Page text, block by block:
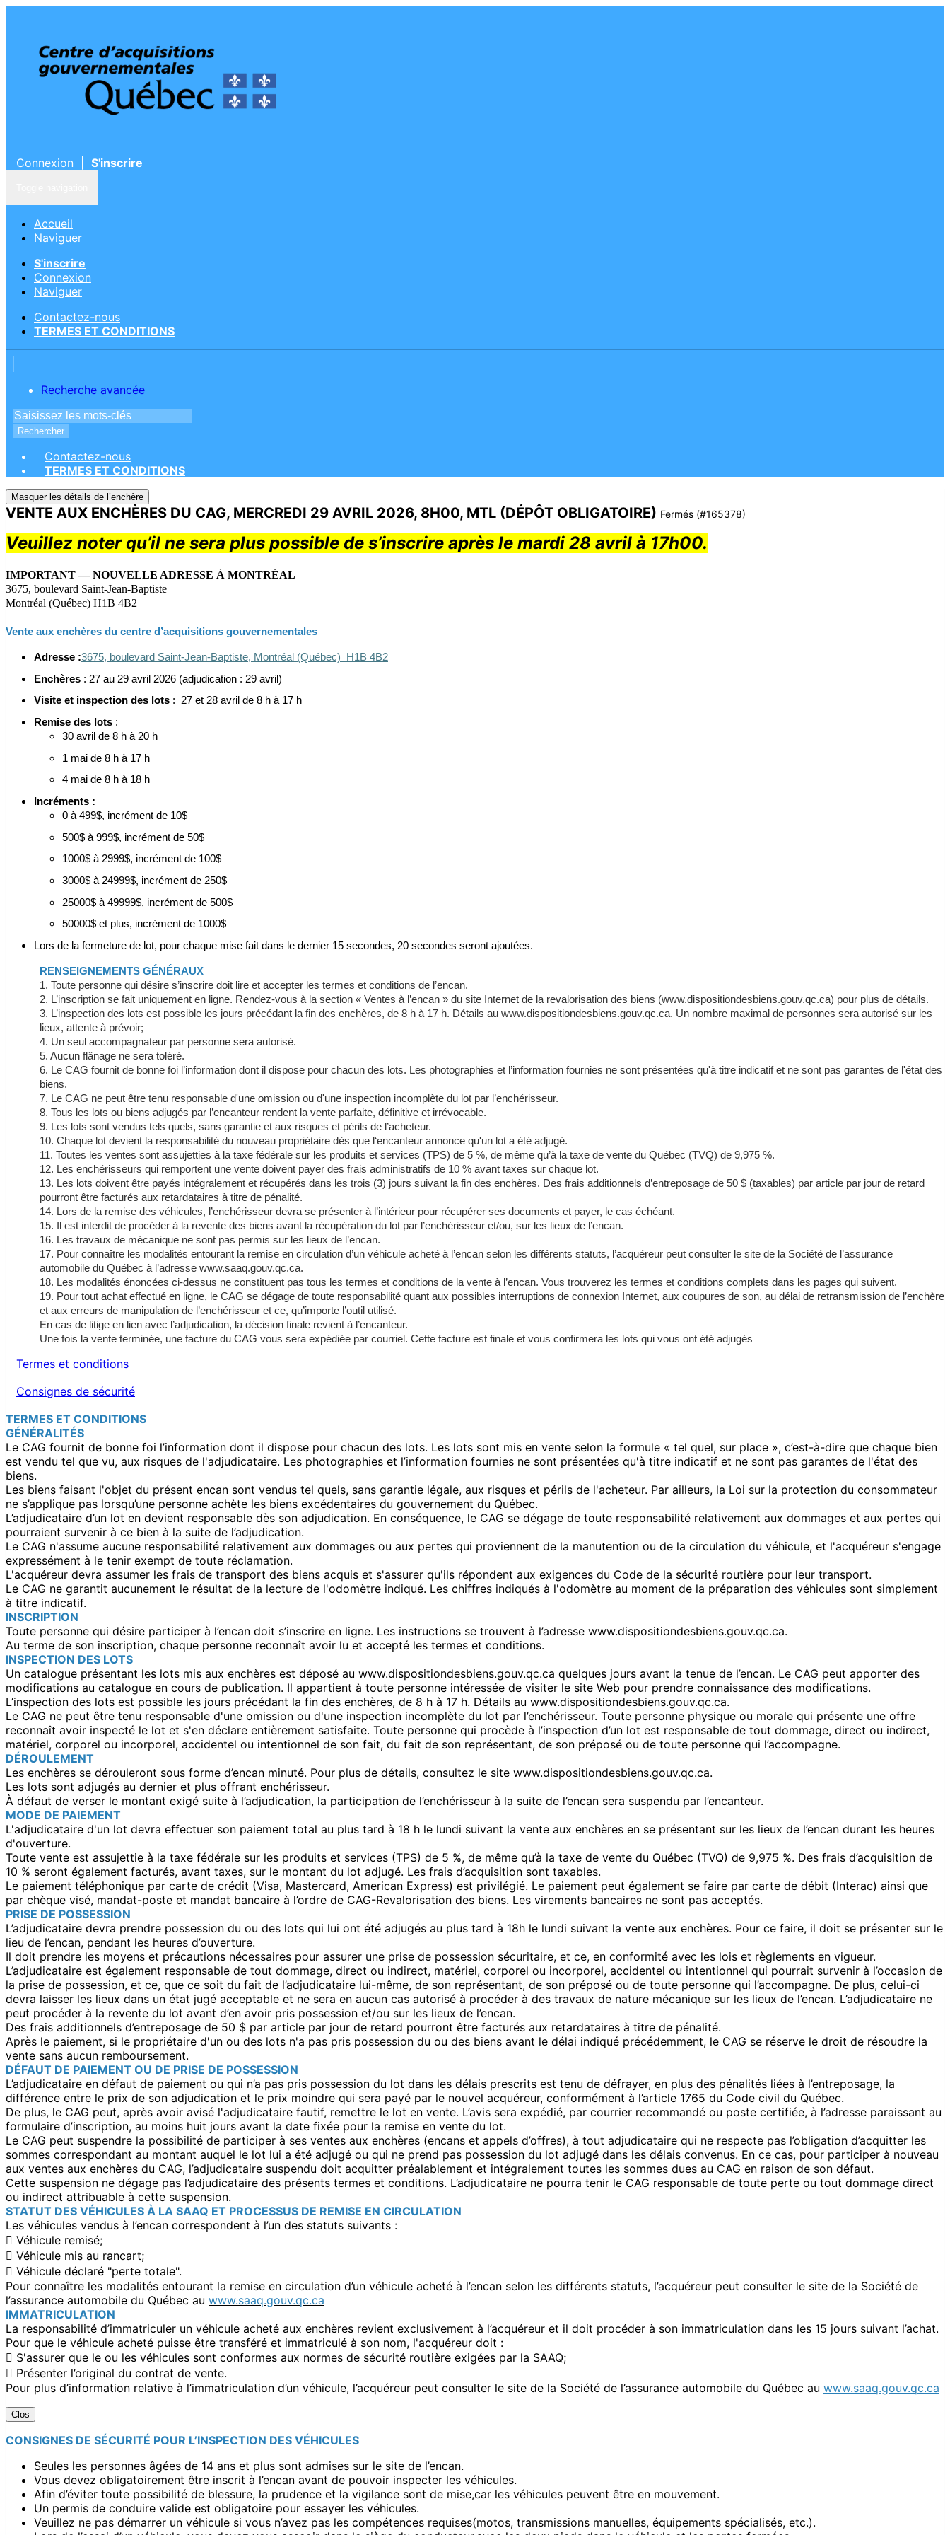
Connexion S'inscrire
Accueil
Naviguer
S'inscrire
Connexion
Naviguer
Contactez-nous
TERMES ET CONDITIONS
Recherche avancée
Rechercher
Contactez-nous
TERMES ET CONDITIONS
Masquer les détails de l’enchère
VENTE AUX ENCHÈRES DU CAG, MERCREDI 29 AVRIL 2026, 8H00, MTL (DÉPÔT OBLIGATOIRE) Fermés (#165378)
Veuillez noter qu’il ne sera plus possible de s’inscrire après le mardi 28 avril à 17h00.
IMPORTANT — NOUVELLE ADRESSE À MONTRÉAL
3675, boulevard Saint-Jean-Baptiste
Montréal (Québec) H1B 4B2
Vente aux enchères du centre d’acquisitions gouvernementales
Adresse :3675, boulevard Saint-Jean-Baptiste, Montréal (Québec) H1B 4B2
Enchères : 27 au 29 avril 2026 (adjudication : 29 avril)
Visite et inspection des lots : 27 et 28 avril de 8 h à 17 h
Remise des lots :
30 avril de 8 h à 20 h
1 mai de 8 h à 17 h
4 mai de 8 h à 18 h
Incréments :
0 à 499$, incrément de 10$
500$ à 999$, incrément de 50$
1000$ à 2999$, incrément de 100$
3000$ à 24999$, incrément de 250$
25000$ à 49999$, incrément de 500$
50000$ et plus, incrément de 1000$
Lors de la fermeture de lot, pour chaque mise fait dans le dernier 15 secondes, 20 secondes seront ajoutées.
RENSEIGNEMENTS GÉNÉRAUX
1. Toute personne qui désire s’inscrire doit lire et accepter les termes et conditions de l’encan.
2. L’inscription se fait uniquement en ligne. Rendez-vous à la section « Ventes à l’encan » du site Internet de la revalorisation des biens (www.dispositiondesbiens.gouv.qc.ca) pour plus de détails.
3. L’inspection des lots est possible les jours précédant la fin des enchères, de 8 h à 17 h. Détails au www.dispositiondesbiens.gouv.qc.ca. Un nombre maximal de personnes sera autorisé sur les
lieux, attente à prévoir;
4. Un seul accompagnateur par personne sera autorisé.
5. Aucun flânage ne sera toléré.
6. Le CAG fournit de bonne foi l’information dont il dispose pour chacun des lots. Les photographies et l’information fournies ne sont présentées qu'à titre indicatif et ne sont pas garantes de l'état des
biens.
7. Le CAG ne peut être tenu responsable d'une omission ou d'une inspection incomplète du lot par l’enchérisseur.
8. Tous les lots ou biens adjugés par l’encanteur rendent la vente parfaite, définitive et irrévocable.
9. Les lots sont vendus tels quels, sans garantie et aux risques et périls de l’acheteur.
10. Chaque lot devient la responsabilité du nouveau propriétaire dès que l‘encanteur annonce qu'un lot a été adjugé.
11. Toutes les ventes sont assujetties à la taxe fédérale sur les produits et services (TPS) de 5 %, de même qu’à la taxe de vente du Québec (TVQ) de 9,975 %.
12. Les enchérisseurs qui remportent une vente doivent payer des frais administratifs de 10 % avant taxes sur chaque lot.
13. Les lots doivent être payés intégralement et récupérés dans les trois (3) jours suivant la fin des enchères. Des frais additionnels d’entreposage de 50 $ (taxables) par article par jour de retard
pourront être facturés aux retardataires à titre de pénalité.
14. Lors de la remise des véhicules, l’enchérisseur devra se présenter à l’intérieur pour récupérer ses documents et payer, le cas échéant.
15. Il est interdit de procéder à la revente des biens avant la récupération du lot par l’enchérisseur et/ou, sur les lieux de l’encan.
16. Les travaux de mécanique ne sont pas permis sur les lieux de l’encan.
17. Pour connaître les modalités entourant la remise en circulation d’un véhicule acheté à l’encan selon les différents statuts, l’acquéreur peut consulter le site de la Société de l’assurance
automobile du Québec à l’adresse www.saaq.gouv.qc.ca.
18. Les modalités énoncées ci-dessus ne constituent pas tous les termes et conditions de la vente à l’encan. Vous trouverez les termes et conditions complets dans les pages qui suivent.
19. Pour tout achat effectué en ligne, le CAG se dégage de toute responsabilité quant aux possibles interruptions de connexion Internet, aux coupures de son, au délai de retransmission de l’enchère
et aux erreurs de manipulation de l’enchérisseur et ce, qu’importe l’outil utilisé.
En cas de litige en lien avec l’adjudication, la décision finale revient à l’encanteur.
Une fois la vente terminée, une facture du CAG vous sera expédiée par courriel. Cette facture est finale et vous confirmera les lots qui vous ont été adjugés
Termes et conditions
Consignes de sécurité
TERMES ET CONDITIONS
GÉNÉRALITÉS
Le CAG fournit de bonne foi l’information dont il dispose pour chacun des lots. Les lots sont mis en vente selon la formule « tel quel, sur place », c’est-à-dire que chaque bien
est vendu tel que vu, aux risques de l'adjudicataire. Les photographies et l’information fournies ne sont présentées qu'à titre indicatif et ne sont pas garantes de l'état des
biens.
Les biens faisant l'objet du présent encan sont vendus tel quels, sans garantie légale, aux risques et périls de l'acheteur. Par ailleurs, la Loi sur la protection du consommateur
ne s’applique pas lorsqu’une personne achète les biens excédentaires du gouvernement du Québec.
L’adjudicataire d’un lot en devient responsable dès son adjudication. En conséquence, le CAG se dégage de toute responsabilité relativement aux dommages et aux pertes qui
pourraient survenir à ce bien à la suite de l’adjudication.
Le CAG n'assume aucune responsabilité relativement aux dommages ou aux pertes qui proviennent de la manutention ou de la circulation du véhicule, et l'acquéreur s'engage
expressément à le tenir exempt de toute réclamation.
L'acquéreur devra assumer les frais de transport des biens acquis et s'assurer qu'ils répondent aux exigences du Code de la sécurité routière pour leur transport.
Le CAG ne garantit aucunement le résultat de la lecture de l'odomètre indiqué. Les chiffres indiqués à l'odomètre au moment de la préparation des véhicules sont simplement
à titre indicatif.
INSCRIPTION
Toute personne qui désire participer à l’encan doit s’inscrire en ligne. Les instructions se trouvent à l’adresse www.dispositiondesbiens.gouv.qc.ca.
Au terme de son inscription, chaque personne reconnaît avoir lu et accepté les termes et conditions.
INSPECTION DES LOTS
Un catalogue présentant les lots mis aux enchères est déposé au www.dispositiondesbiens.gouv.qc.ca quelques jours avant la tenue de l’encan. Le CAG peut apporter des
modifications au catalogue en cours de publication. Il appartient à toute personne intéressée de visiter le site Web pour prendre connaissance des modifications.
L’inspection des lots est possible les jours précédant la fin des enchères, de 8 h à 17 h. Détails au www.dispositiondesbiens.gouv.qc.ca.
Le CAG ne peut être tenu responsable d'une omission ou d'une inspection incomplète du lot par l’enchérisseur. Toute personne physique ou morale qui présente une offre
reconnaît avoir inspecté le lot et s'en déclare entièrement satisfaite. Toute personne qui procède à l’inspection d’un lot est responsable de tout dommage, direct ou indirect,
matériel, corporel ou incorporel, accidentel ou intentionnel de son fait, du fait de son représentant, de son préposé ou de toute personne qui l’accompagne.
DÉROULEMENT
Les enchères se dérouleront sous forme d’encan minuté. Pour plus de détails, consultez le site www.dispositiondesbiens.gouv.qc.ca.
Les lots sont adjugés au dernier et plus offrant enchérisseur.
À défaut de verser le montant exigé suite à l’adjudication, la participation de l’enchérisseur à la suite de l’encan sera suspendu par l’encanteur.
MODE DE PAIEMENT
L'adjudicataire d'un lot devra effectuer son paiement total au plus tard à 18 h le lundi suivant la vente aux enchères en se présentant sur les lieux de l’encan durant les heures
d'ouverture.
Toute vente est assujettie à la taxe fédérale sur les produits et services (TPS) de 5 %, de même qu’à la taxe de vente du Québec (TVQ) de 9,975 %. Des frais d’acquisition de
10 % seront également facturés, avant taxes, sur le montant du lot adjugé. Les frais d’acquisition sont taxables.
Le paiement téléphonique par carte de crédit (Visa, Mastercard, American Express) est privilégié. Le paiement peut également se faire par carte de débit (Interac) ainsi que
par chèque visé, mandat-poste et mandat bancaire à l’ordre de CAG-Revalorisation des biens. Les virements bancaires ne sont pas acceptés.
PRISE DE POSSESSION
L’adjudicataire devra prendre possession du ou des lots qui lui ont été adjugés au plus tard à 18h le lundi suivant la vente aux enchères. Pour ce faire, il doit se présenter sur le
lieu de l’encan, pendant les heures d’ouverture.
Il doit prendre les moyens et précautions nécessaires pour assurer une prise de possession sécuritaire, et ce, en conformité avec les lois et règlements en vigueur.
L’adjudicataire est également responsable de tout dommage, direct ou indirect, matériel, corporel ou incorporel, accidentel ou intentionnel qui pourrait survenir à l’occasion de
la prise de possession, et ce, que ce soit du fait de l’adjudicataire lui-même, de son représentant, de son préposé ou de toute personne qui l’accompagne. De plus, celui-ci
devra laisser les lieux dans un état jugé acceptable et ne sera en aucun cas autorisé à procéder à des travaux de nature mécanique sur les lieux de l’encan. L’adjudicataire ne
peut procéder à la revente du lot avant d’en avoir pris possession et/ou sur les lieux de l’encan.
Des frais additionnels d’entreposage de 50 $ par article par jour de retard pourront être facturés aux retardataires à titre de pénalité.
Après le paiement, si le propriétaire d'un ou des lots n'a pas pris possession du ou des biens avant le délai indiqué précédemment, le CAG se réserve le droit de résoudre la
vente sans aucun remboursement.
DÉFAUT DE PAIEMENT OU DE PRISE DE POSSESSION
L’adjudicataire en défaut de paiement ou qui n’a pas pris possession du lot dans les délais prescrits est tenu de défrayer, en plus des pénalités liées à l’entreposage, la
différence entre le prix de son adjudication et le prix moindre qui sera payé par le nouvel acquéreur, conformément à l’article 1765 du Code civil du Québec.
De plus, le CAG peut, après avoir avisé l'adjudicataire fautif, remettre le lot en vente. L’avis sera expédié, par courrier recommandé ou poste certifiée, à l’adresse paraissant au
formulaire d’inscription, au moins huit jours avant la date fixée pour la remise en vente du lot.
Le CAG peut suspendre la possibilité de participer à ses ventes aux enchères (encans et appels d’offres), à tout adjudicataire qui ne respecte pas l’obligation d’acquitter les
sommes correspondant au montant auquel le lot lui a été adjugé ou qui ne prend pas possession du lot adjugé dans les délais convenus. En ce cas, pour participer à nouveau
aux ventes aux enchères du CAG, l’adjudicataire suspendu doit acquitter préalablement et intégralement toutes les sommes dues au CAG en raison de son défaut.
Cette suspension ne dégage pas l’adjudicataire des présents termes et conditions. L’adjudicataire ne pourra tenir le CAG responsable de toute perte ou tout dommage direct
ou indirect attribuable à cette suspension.
STATUT DES VÉHICULES À LA SAAQ ET PROCESSUS DE REMISE EN CIRCULATION
Les véhicules vendus à l’encan correspondent à l’un des statuts suivants :
 Véhicule remisé;
 Véhicule mis au rancart;
 Véhicule déclaré "perte totale".
Pour connaître les modalités entourant la remise en circulation d’un véhicule acheté à l’encan selon les différents statuts, l’acquéreur peut consulter le site de la Société de
l’assurance automobile du Québec au www.saaq.gouv.qc.ca
IMMATRICULATION
La responsabilité d’immatriculer un véhicule acheté aux enchères revient exclusivement à l’acquéreur et il doit procéder à son immatriculation dans les 15 jours suivant l’achat.
Pour que le véhicule acheté puisse être transféré et immatriculé à son nom, l'acquéreur doit :
 S'assurer que le ou les véhicules sont conformes aux normes de sécurité routière exigées par la SAAQ;
 Présenter l’original du contrat de vente.
Pour plus d’information relative à l’immatriculation d’un véhicule, l’acquéreur peut consulter le site de la Société de l’assurance automobile du Québec au www.saaq.gouv.qc.ca
Clos
CONSIGNES DE SÉCURITÉ POUR L’INSPECTION DES VÉHICULES
Seules les personnes âgées de 14 ans et plus sont admises sur le site de l’encan.
Vous devez obligatoirement être inscrit à l’encan avant de pouvoir inspecter les véhicules.
Afin d’éviter toute possibilité de blessure, la prudence et la vigilance sont de mise,car les véhicules peuvent être en mouvement.
Un permis de conduire valide est obligatoire pour essayer les véhicules.
Veuillez ne pas démarrer un véhicule si vous n’avez pas les compétences requises(motos, transmissions manuelles, équipements spécialisés, etc.).